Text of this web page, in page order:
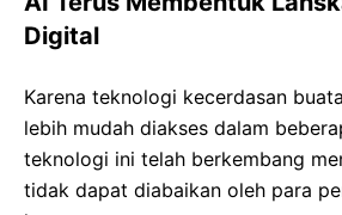
Digital
Karena teknologi kecerdasan
lebih mudah diakses dalam
teknologi ini telah berkembang
tidak dapat diabaikan oleh para